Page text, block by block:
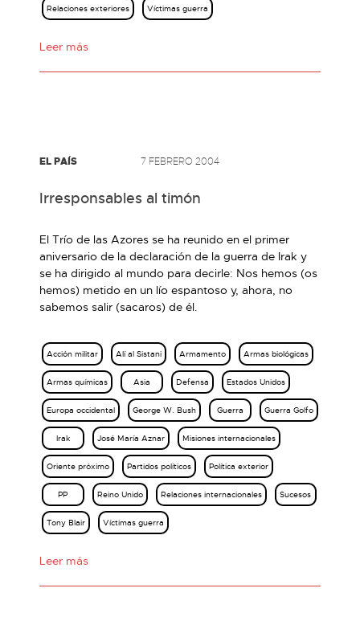
Relaciones exteriores Víctimas guerra
Leer más
EL PAÍS 7 FEBRERO 2004
Irresponsables al timón
El Trío de las Azores se ha reunido en el primer
aniversario de la declaración de la guerra de Irak y
se ha dirigido al mundo para decirle: Nos hemos (os
hemos) metido en un lío espantoso y, ahora, no
sabemos salir (sacaros) de él.
Acción militar Alí al Sistani Armamento Armas biológicas
Armas químicas Asia Defensa Estados Unidos
Europa occidental George W. Bush Guerra Guerra Golfo
Irak José María Aznar Misiones internacionales
Oriente próximo Partidos políticos Política exterior
PP Reino Unido Relaciones internacionales Sucesos
Tony Blair Víctimas guerra
Leer más